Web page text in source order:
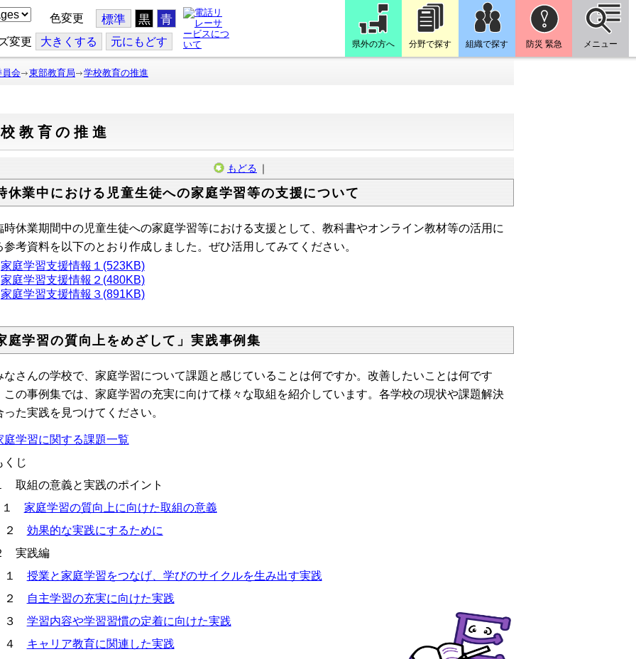
色変更 標準 黒 青
変更 大きくする 元にもどす 県外の方へ 分野で探す 組織で探す 防災 緊急 メニュー
員会 東部教育局 学校教育の推進
教育の推進
もどる ｜
休業中における児童生徒への家庭学習等の支援について
休業期間中の児童生徒への家庭学習等における支援として、教科書やオンライン教材等の活用に
参考資料を以下のとおり作成しました。ぜひ活用してみてください。
家庭学習支援情報１(523KB)
家庭学習支援情報２(480KB)
家庭学習支援情報３(891KB)
庭学習の質向上をめざして」実践事例集
さんの学校で、家庭学習について課題と感じていることは何ですか。改善したいことは何です
この事例集では、家庭学習の充実に向けて様々な取組を紹介しています。各学校の現状や課題解決
った実践を見つけてください。
庭学習に関する課題一覧
じ
取組の意義と実践のポイント
家庭学習の質向上に向けた取組の意義
効果的な実践にするために
実践編
授業と家庭学習をつなげ、学びのサイクルを生み出す実践
自主学習の充実に向けた実践
学習内容や学習習慣の定着に向けた実践
キャリア教育に関連した実践